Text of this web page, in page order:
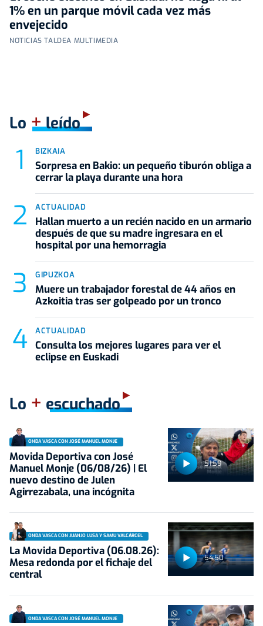
1% en un parque móvil cada vez más
envejecido
NOTICIAS TALDEA MULTIMEDIA
Lo +leído
BIZKAIA
Sorpresa en Bakio: un pequeño tiburón obliga a
cerrar la playa durante una hora
ACTUALIDAD
Hallan muerto a un recién nacido en un armario
después de que su madre ingresara en el
hospital por una hemorragia
GIPUZKOA
Muere un trabajador forestal de 44 años en
Azkoitia tras ser golpeado por un tronco
ACTUALIDAD
Consulta los mejores lugares para ver el
eclipse en Euskadi
Lo + escuchado
51:59
ONDA VASCA CON JOSÉ MANUEL MONJE
Movida Deportiva con José
Manuel Monje (06/08/26) | El
nuevo destino de Julen
Agirrezabala, una incógnita
54:50
ONDA VASCA CON JUANJO LUSA Y SAMU VALCÁRCEL
La Movida Deportiva (06.08.26):
Mesa redonda por el fichaje del
central
ONDA VASCA CON JOSÉ MANUEL MONJE